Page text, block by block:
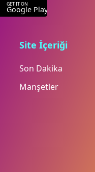
GET IT ON
Google Play
Site İçeriği
Son Dakika
Manşetler